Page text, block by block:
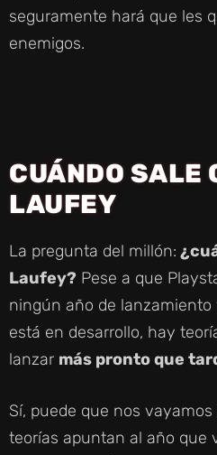
seguramente hará que les
enemigos.
CUÁNDO SALE
LAUFEY
La pregunta del millón:
Laufey? Pese a que
ningún año de
está en desarrollo, hay
lanzar más pronto que
Sí, puede que nos
teorías apuntan al año que